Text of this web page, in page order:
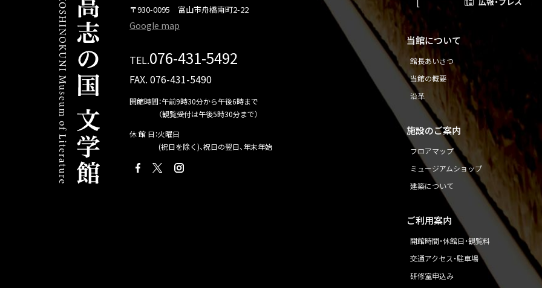
〒930-0095 富山市舟橋南町2-22
Google map
TEL.076-431-5492
FAX. 076-431-5490
開館時間：午前9時30分から午後6時まで
（観覧受付は午後5時30分まで）
休 館 日：火曜日
(祝日を除く)、祝日の翌日、年末年始
当館について
館長あいさつ
当館の概要
沿革
施設のご案内
フロアマップ
ミュージアムショップ
建築について
ご利用案内
開館時間・休館日・観覧料
交通アクセス・駐車場
研修室申込み